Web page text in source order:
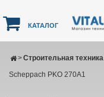
КАТАЛОГ
Строительная техника
>
Scheppach PKO 270A1